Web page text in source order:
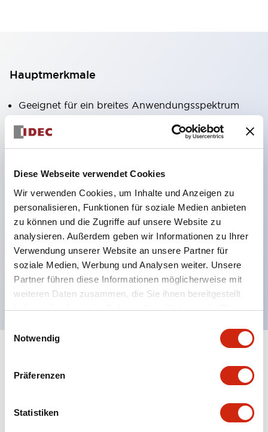
Diese Webseite verwendet Cookies
Wir verwenden Cookies, um Inhalte und Anzeigen zu
personalisieren, Funktionen für soziale Medien anbieten
zu können und die Zugriffe auf unsere Website zu
analysieren. Außerdem geben wir Informationen zu Ihrer
Verwendung unserer Website an unsere Partner für
soziale Medien, Werbung und Analysen weiter. Unsere
Partner führen diese Informationen möglicherweise mit
weiteren Daten zusammen, die Sie ihnen bereitgestellt
haben oder die sie im Rahmen Ihrer Nutzung der Dienste
Notwendig
Präferenzen
Statistiken
Hauptmerkmale
Geeignet für ein breites Anwendungsspektrum
von der Konsumelektronik bis zum FA-Bereich
LED-Beleuchtungseinheit mit integriertem
LED-Lampenkörper
Schutzarten IP40 und IP65 vollständig verfügbar
(IEC 60529)
UL- und CSA-zertifiziert. Entspricht EN (Europa)
Normen. CCC-zertifiziert (außer Anzeigeleuchten).
Mit speziellem Zubehör leicht auf Φ22 Flash-
Silhouette umstellbar
Electrical Specifications (rated illuminated